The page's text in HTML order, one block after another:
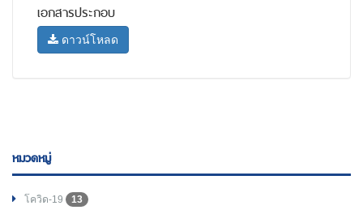
เอกสารประกอบ
ดาวน์โหลด
หมวดหมู่
โควิด-19
13